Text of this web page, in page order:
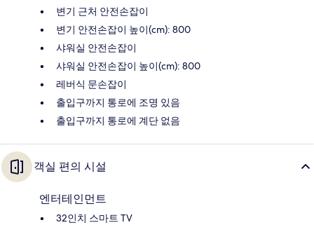
변기 근처 안전손잡이
변기 안전손잡이 높이(cm): 800
샤워실 안전손잡이
샤워실 안전손잡이 높이(cm): 800
레버식 문손잡이
출입구까지 통로에 조명 있음
출입구까지 통로에 계단 없음
객실 편의 시설
엔터테인먼트
32인치 스마트 TV